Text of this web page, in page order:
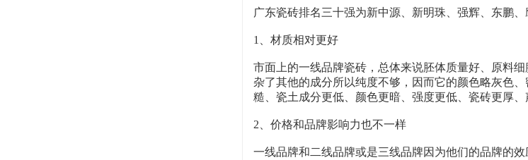
广东瓷砖排名三十强为新中源、新明珠、强辉、东鹏
1、材质相对更好
市面上的一线品牌瓷砖，总体来说胚体质量好、原料
杂了其他的成分所以纯度不够，因而它的颜色略灰色
糙、瓷土成分更低、颜色更暗、强度更低、瓷砖更厚
2、价格和品牌影响力也不一样
一线品牌和二线品牌或是三线品牌因为他们的品牌的